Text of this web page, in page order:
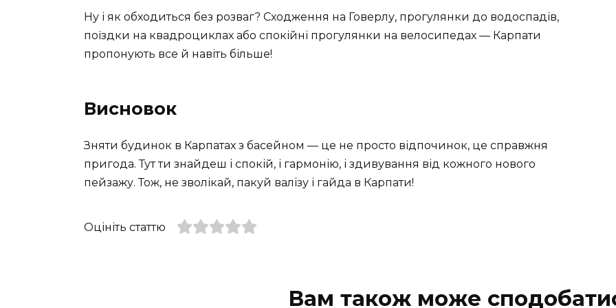
Ну і як обходиться без розваг? Сходження на Говерлу, прогулянки до водоспадів,
поїздки на квадроциклах або спокійні прогулянки на велосипедах — Карпати
пропонують все й навіть більше!
Висновок
Зняти будинок в Карпатах з басейном — це не просто відпочинок, це справжня
пригода. Тут ти знайдеш і спокій, і гармонію, і здивування від кожного нового
пейзажу. Тож, не зволікай, пакуй валізу і гайда в Карпати!
Оцініть статтю
Вам також може